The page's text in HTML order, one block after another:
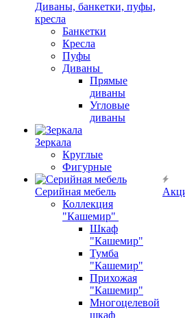
Диваны, банкетки, пуфы,
кресла
Банкетки
Кресла
Пуфы
Диваны
Прямые
диваны
Угловые
диваны
Зеркала
Круглые
Фигурные
Серийная мебель
Коллекция
"Кашемир"
Шкаф
"Кашемир"
Тумба
"Кашемир"
Прихожая
"Кашемир"
Многоцелевой
шкаф